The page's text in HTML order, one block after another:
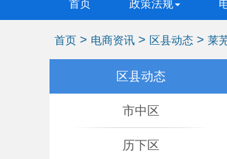
首页 政策法规
首页 > 电商资讯 > 区县动态 > 莱
区县动态
市中区
历下区